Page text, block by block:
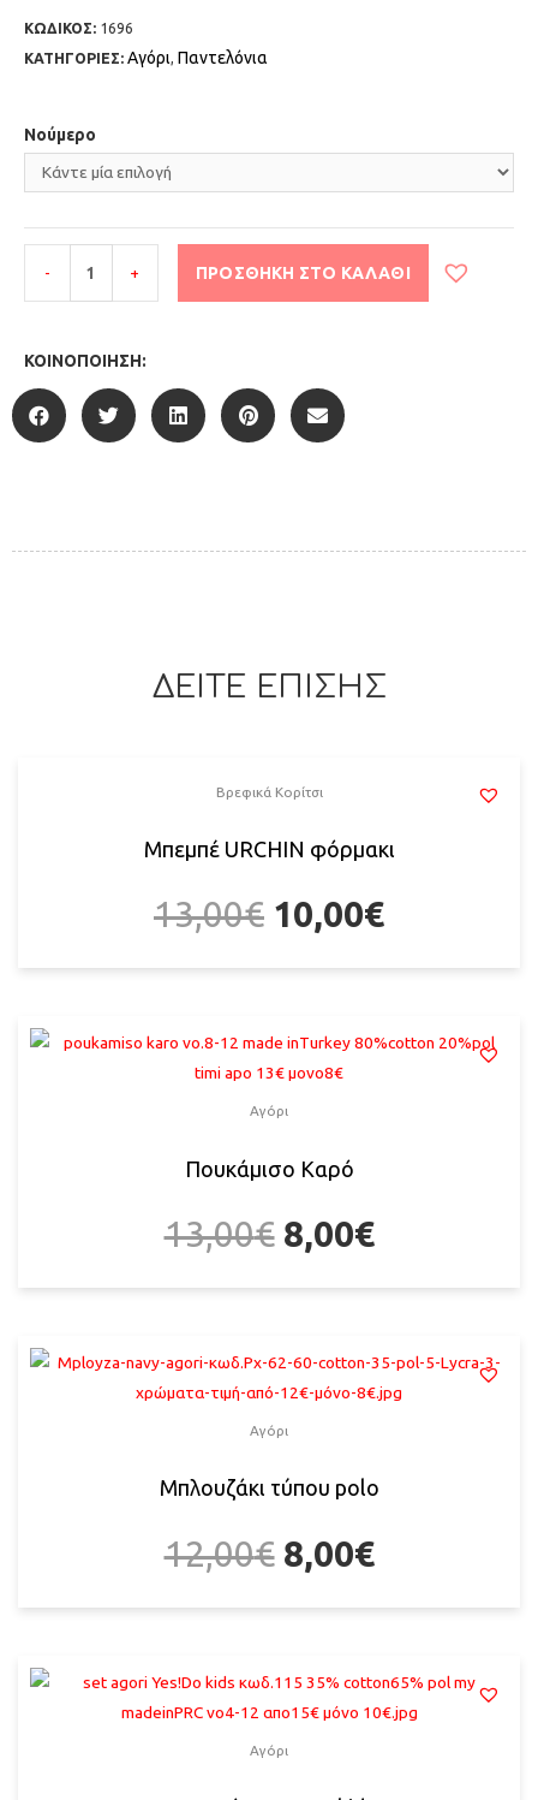
ΚΩΔΙΚΟΣ: 1696
ΚΑΤΗΓΟΡΙΕΣ: Αγόρι, Παντελόνια
Νούμερο
- + ΠΡΟΣΘΉΚΗ ΣΤΟ ΚΑΛΆΘΙ
ΚΟΙΝΟΠΟΊΗΣΗ:
ΔΕΙΤΕ ΕΠΙΣΗΣ
Βρεφικά Κορίτσι
Μπεμπέ URCHIN φόρμακι
13,00€ 10,00€
Αγόρι
Πουκάμισο Καρό
13,00€ 8,00€
Αγόρι
Μπλουζάκι τύπου polo
12,00€ 8,00€
Αγόρι